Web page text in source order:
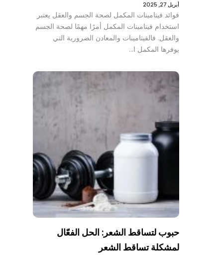
أبريل 27, 2025
فوائد فيتامينات المكمل لصحة الجسم والعقل يعتبر
استخدام فيتامينات المكمل أمرًا مهمًا لصحة الجسم
والعقل. فالفيتامينات والمعادن الضرورية التي
يوفرها المكمل ا…
حبوب لتساقط الشعر: الحل الفعّال
لمشكلة تساقط الشعر